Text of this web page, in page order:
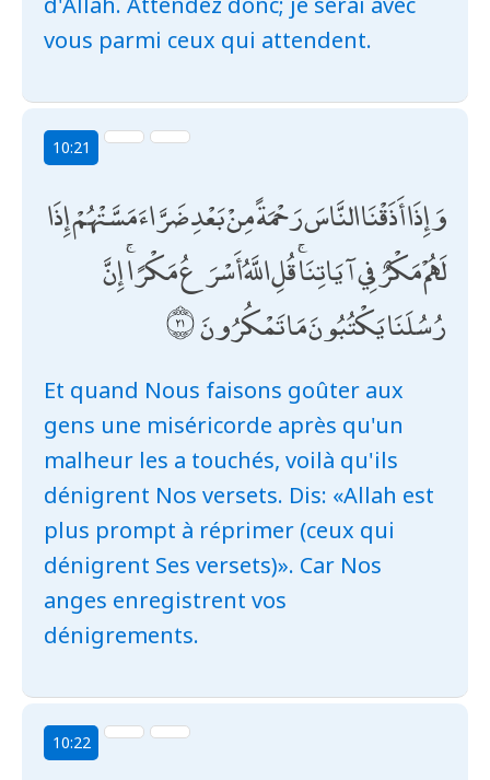
vous parmi ceux qui attendent.
10:21
وَإِذَا أَذَقْنَا النَّاسَ رَحْمَةً مِنْ بَعْدِ ضَرَّاءَ مَسَّتْهُمْ إِذَا
لَهُمْ مَكْرٌ فِي آيَاتِنَا ۚ قُلِ اللَّهُ أَسْرَعُ مَكْرًا ۚ إِنَّ
رُسُلَنَا يَكْتُبُونَ مَا تَمْكُرُونَ
Et quand Nous faisons goûter aux
gens une miséricorde après qu'un
malheur les a touchés, voilà qu'ils
dénigrent Nos versets. Dis: «Allah est
plus prompt à réprimer (ceux qui
dénigrent Ses versets)». Car Nos
anges enregistrent vos
dénigrements.
10:22